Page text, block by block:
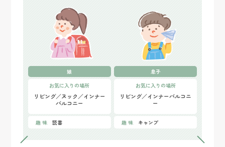
娘
息子
お気に入りの場所
リビング／ヌック／インナー
バルコニー
お気に入りの場所
リビング／インナーバルコニ
ー
趣 味 読書 趣 味 キャンプ